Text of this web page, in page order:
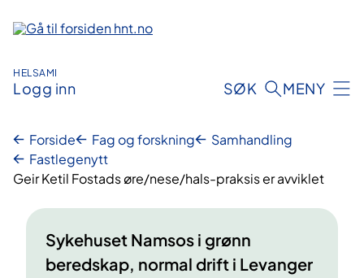
innhold
HELSAMI
Logg inn SØK MENY
Forside Fag og forskning
Samhandling
Fastlegenytt
Geir Ketil Fostads øre/nese/hals-praksis er avviklet
Sykehuset Namsos i grønn
beredskap, normal drift i Levanger